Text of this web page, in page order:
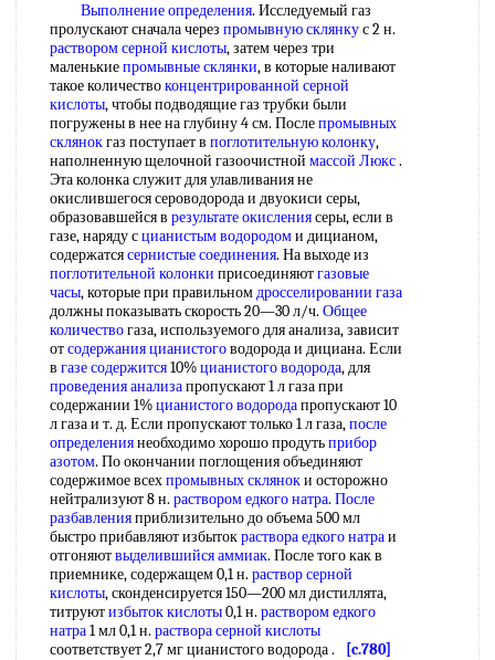
Выполнение определения. Исследуемый газ
пролускают сначала через промывную склянкус 2 н.
раствором серной кислоты, затем через три
маленькиепромывные склянки, в которые наливают
такое количествоконцентрированной серной
кислоты, чтобы подводящие газ трубки были
погружены в нее на глубину 4 см. Послепромывных
склянокгаз поступает в поглотительную колонку,
наполненную щелочной газоочистной массой Люкс.
Эта колонка служит для улавливания не
окислившегося сероводорода и двуокиси серы,
образовавшейся в результате окислениясеры, если в
газе, наряду сцианистым водородоми дицианом,
содержатсясернистые соединения. На выходе из
поглотительной колонки присоединяютгазовые
часы, которые при правильномдросселировании газа
должны показывать скорость 20—30 л/ч. Общее
количествогаза, используемого для анализа, зависит
отсодержания цианистоговодорода и дициана. Если
в газе содержится10%цианистого водорода, для
проведения анализапропускают 1 л газа при
содержании 1%цианистого водородапропускают 10
л газа и т. д. Если пропускают только 1 л газа,после
определениянеобходимо хорошо продутьприбор
азотом. По окончании поглощения объединяют
содержимое всехпромывных скляноки осторожно
нейтрализуют 8 н. раствором едкого натра. После
разбавленияприблизительно до объема 500 мл
быстро прибавляют избытокраствора едкого натраи
отгоняютвыделившийся аммиак. После того как в
приемнике, содержащем 0,1 н. раствор серной
кислоты, сконденсируется 150—200 мл дистиллята,
титруютизбыток кислоты0,1 н. раствором едкого
натра1 мл 0,1 н. раствора серной кислоты
соответствует 2,7 мг цианистого водорода .
[c.780]